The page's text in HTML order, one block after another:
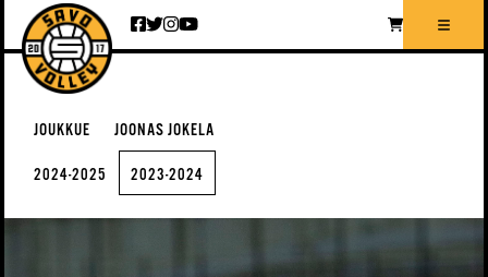
Siirry sisältöön
JOUKKUE JOONAS JOKELA
2024-2025 2023-2024